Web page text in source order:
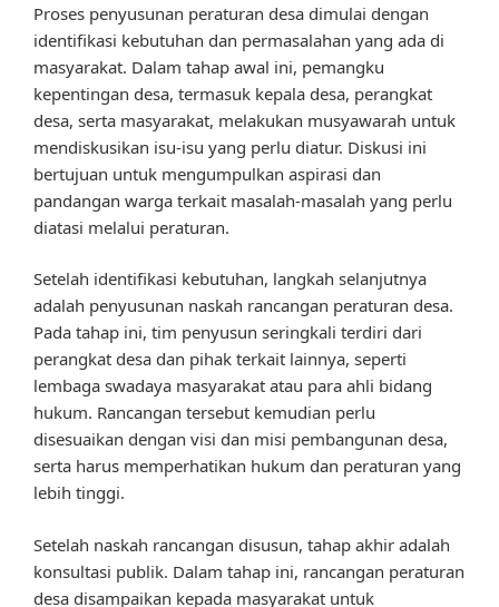
Proses penyusunan peraturan desa dimulai dengan
identifikasi kebutuhan dan permasalahan yang ada di
masyarakat. Dalam tahap awal ini, pemangku
kepentingan desa, termasuk kepala desa, perangkat
desa, serta masyarakat, melakukan musyawarah untuk
mendiskusikan isu-isu yang perlu diatur. Diskusi ini
bertujuan untuk mengumpulkan aspirasi dan
pandangan warga terkait masalah-masalah yang perlu
diatasi melalui peraturan.
Setelah identifikasi kebutuhan, langkah selanjutnya
adalah penyusunan naskah rancangan peraturan desa.
Pada tahap ini, tim penyusun seringkali terdiri dari
perangkat desa dan pihak terkait lainnya, seperti
lembaga swadaya masyarakat atau para ahli bidang
hukum. Rancangan tersebut kemudian perlu
disesuaikan dengan visi dan misi pembangunan desa,
serta harus memperhatikan hukum dan peraturan yang
lebih tinggi.
Setelah naskah rancangan disusun, tahap akhir adalah
konsultasi publik. Dalam tahap ini, rancangan peraturan
desa disampaikan kepada masyarakat untuk